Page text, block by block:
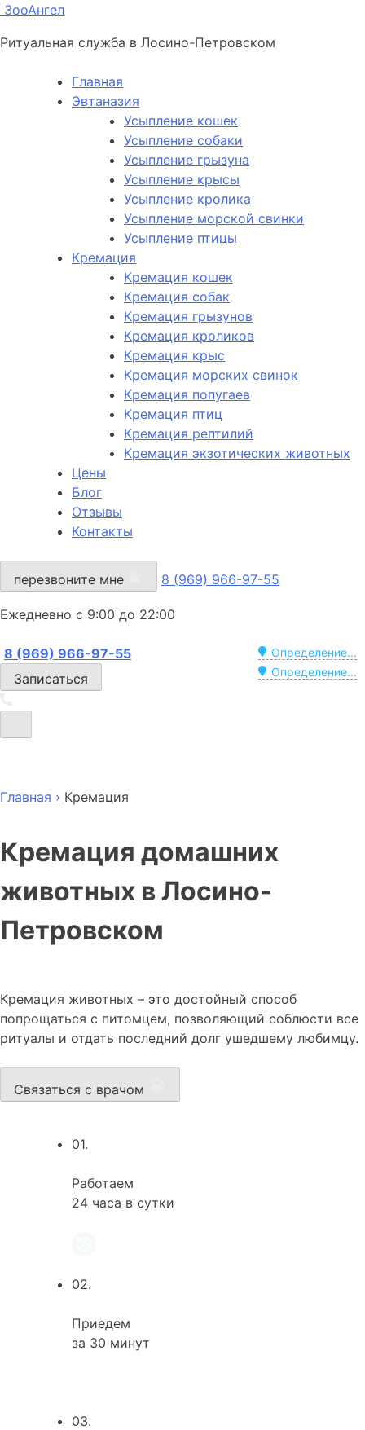
ЗооАнгел
Ритуальная служба в Лосино-Петровском
Главная
Эвтаназия
Усыпление кошек
Усыпление собаки
Усыпление грызуна
Усыпление крысы
Усыпление кролика
Усыпление морской свинки
Усыпление птицы
Кремация
Кремация кошек
Кремация собак
Кремация грызунов
Кремация кроликов
Кремация крыс
Кремация морских свинок
Кремация попугаев
Кремация птиц
Кремация рептилий
Кремация экзотических животных
Цены
Блог
Отзывы
Контакты
перезвоните мне 8 (969) 966-97-55
Ежедневно с 9:00 до 22:00
Определение...
8 (969) 966-97-55
Определение...
Записаться
Главная › Кремация
Кремация домашних
животных в Лосино-
Петровском
Кремация животных – это достойный способ
попрощаться с питомцем, позволяющий соблюсти все
ритуалы и отдать последний долг ушедшему любимцу.
Связаться с врачом
01.
Работаем
24 часа в сутки
02.
Приедем
за 30 минут
03.